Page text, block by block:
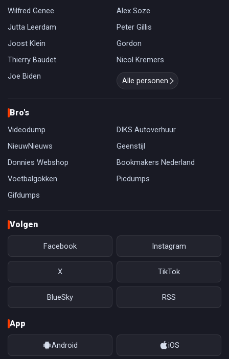
Wilfred Genee
Alex Soze
Jutta Leerdam
Peter Gillis
Joost Klein
Gordon
Thierry Baudet
Nicol Kremers
Joe Biden
Alle personen
Bro's
Videodump
DIKS Autoverhuur
NieuwNieuws
Geenstijl
Donnies Webshop
Bookmakers Nederland
Voetbalgokken
Picdumps
Gifdumps
Volgen
Facebook Instagram
X TikTok
BlueSky RSS
App
Android iOS